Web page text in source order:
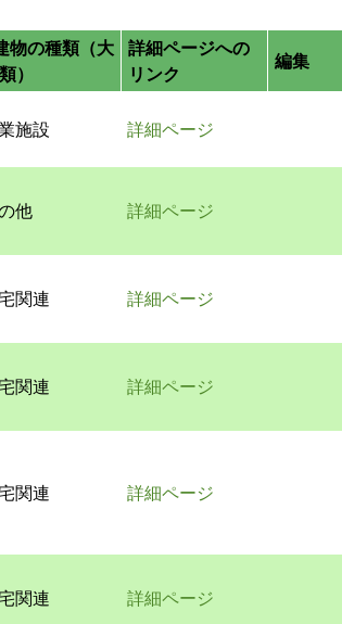
物の種類（大
）
詳細ページへの
リンク
編集
施設 詳細ページ
他 詳細ページ
関連 詳細ページ
関連 詳細ページ
関連 詳細ページ
関連 詳細ページ